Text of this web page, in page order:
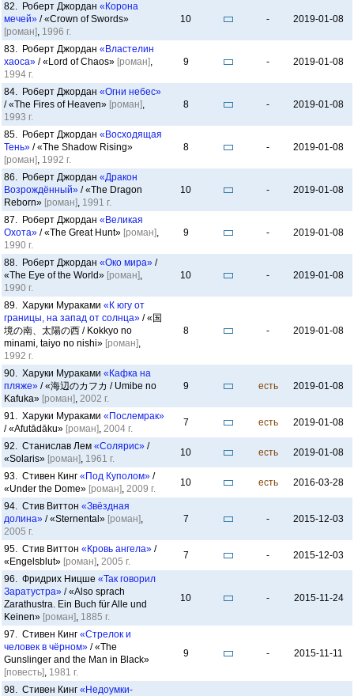
82. Роберт Джордан «Корона
мечей» / «Crown of Swords»
[роман], 1996 г.
10 - 2019-01-08
83. Роберт Джордан «Властелин
хаоса» / «Lord of Chaos» [роман],
1994 г.
9 - 2019-01-08
84. Роберт Джордан «Огни небес»
/ «The Fires of Heaven» [роман],
1993 г.
8 - 2019-01-08
85. Роберт Джордан «Восходящая
Тень» / «The Shadow Rising»
[роман], 1992 г.
8 - 2019-01-08
86. Роберт Джордан «Дракон
Возрождённый» / «The Dragon
Reborn» [роман], 1991 г.
10 - 2019-01-08
87. Роберт Джордан «Великая
Охота» / «The Great Hunt» [роман],
1990 г.
9 - 2019-01-08
88. Роберт Джордан «Око мира» /
«The Eye of the World» [роман],
1990 г.
10 - 2019-01-08
89. Харуки Мураками «К югу от
границы, на запад от солнца» / «国
境の南、太陽の西 / Kokkyo no
minami, taiyo no nishi» [роман],
1992 г.
8 - 2019-01-08
90. Харуки Мураками «Кафка на
пляже» / «海辺のカフカ / Umibe no
Kafuka» [роман], 2002 г.
9 есть 2019-01-08
91. Харуки Мураками «Послемрак»
/ «Afutādāku» [роман], 2004 г.
7 есть 2019-01-08
92. Станислав Лем «Солярис» /
«Solaris» [роман], 1961 г.
10 есть 2019-01-08
93. Стивен Кинг «Под Куполом» /
«Under the Dome» [роман], 2009 г.
10 есть 2016-03-28
94. Стив Виттон «Звёздная
долина» / «Sternental» [роман],
2005 г.
7 - 2015-12-03
95. Стив Виттон «Кровь ангела» /
«Engelsblut» [роман], 2005 г.
7 - 2015-12-03
96. Фридрих Ницше «Так говорил
Заратустра» / «Also sprach
Zarathustra. Ein Buch für Alle und
Keinen» [роман], 1885 г.
10 - 2015-11-24
97. Стивен Кинг «Стрелок и
человек в чёрном» / «The
Gunslinger and the Man in Black»
[повесть], 1981 г.
9 - 2015-11-11
98. Стивен Кинг «Недоумки-